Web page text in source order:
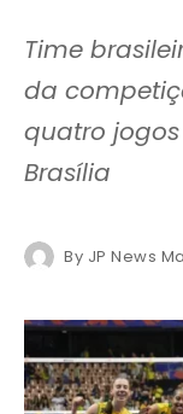
Time
da
quatro
Brasília
By JP News